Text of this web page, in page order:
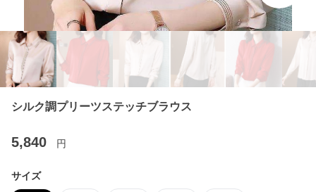
シルク調プリーツステッチブラウス
5,840 円
サイズ